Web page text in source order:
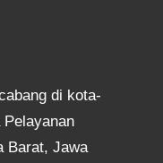
di kota-
Barat, Jawa